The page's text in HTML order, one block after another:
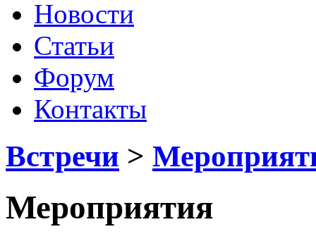
Новости
Статьи
Форум
Контакты
Встречи >
Мероприятия